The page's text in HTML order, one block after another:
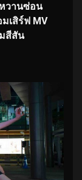
วานซ่อน
มเสิร์ฟ MV
สีสัน